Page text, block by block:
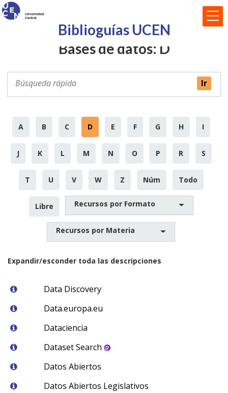
Biblioguías UCEN
Bases de datos: D
A B C D E F G H I
J K L M N O P R S
T U V W Z Núm Todo
Libre Recursos por Formato
Recursos por Materia
Expandir/esconder toda las descripciones
Data Discovery
Data.europa.eu
Dataciencia
Dataset Search
Datos Abiertos
Datos Abiertos Legislativos